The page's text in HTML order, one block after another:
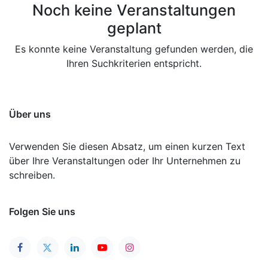
Noch keine Veranstaltungen
geplant
Es konnte keine Veranstaltung gefunden werden, die
Ihren Suchkriterien entspricht.
Über uns
Verwenden Sie diesen Absatz, um einen kurzen Text
über Ihre Veranstaltungen oder Ihr Unternehmen zu
schreiben.
Folgen Sie uns